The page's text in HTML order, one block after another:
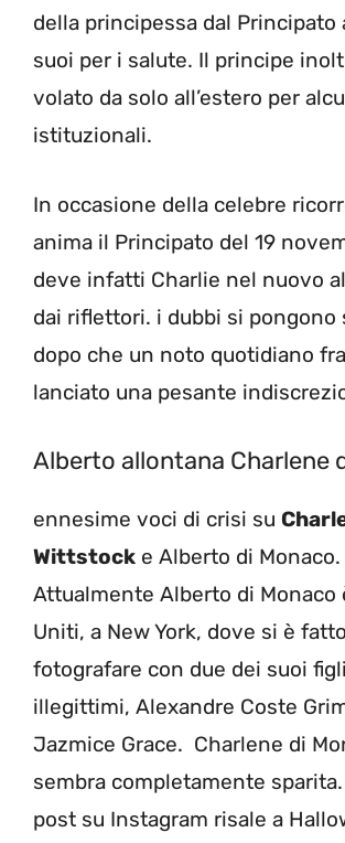
della principessa dal Principato
suoi per i salute. Il principe
volato da solo all’estero per
istituzionali.
In occasione della celebre
anima il Principato del 19
deve infatti Charlie nel nuovo
dai riflettori. i dubbi si pongono
dopo che un noto quotidiano
lanciato una pesante
Alberto allontana Charlene
ennesime voci di crisi su
Wittstock e Alberto di Monaco.
Attualmente Alberto di Monaco
Uniti, a New York, dove si è fatto
fotografare con due dei suoi figli
illegittimi, Alexandre Coste
Jazmice Grace. Charlene di
sembra completamente sparita.
post su Instagram risale a